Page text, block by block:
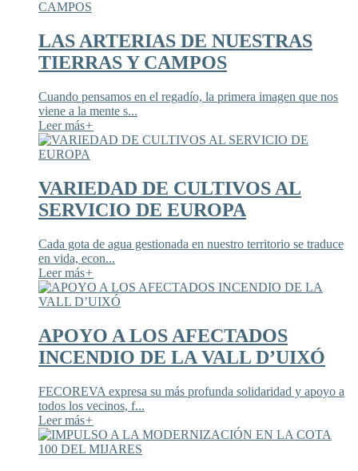
LAS ARTERIAS DE NUESTRAS
TIERRAS Y CAMPOS
Cuando pensamos en el regadío, la primera imagen que nos
viene a la mente s...
Leer más+
VARIEDAD DE CULTIVOS AL
SERVICIO DE EUROPA
Cada gota de agua gestionada en nuestro territorio se traduce
en vida, econ...
Leer más+
APOYO A LOS AFECTADOS
INCENDIO DE LA VALL D’UIXÓ
FECOREVA expresa su más profunda solidaridad y apoyo a
todos los vecinos, f...
Leer más+